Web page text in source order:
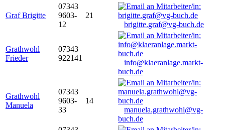
Graf Brigitte
07343
9603-
12
21
brigitte.graf@vg-buch.de
Grathwohl
Frieder
07343
922141
info@klaeranlage.markt-
buch.de
Grathwohl
Manuela
07343
9603-
33
14
manuela.grathwohl@vg-
buch.de